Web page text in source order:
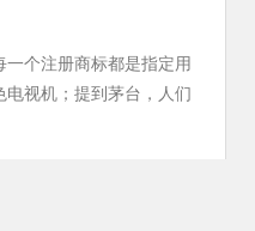
个注册商标都是指定用
视机；提到茅台，人们